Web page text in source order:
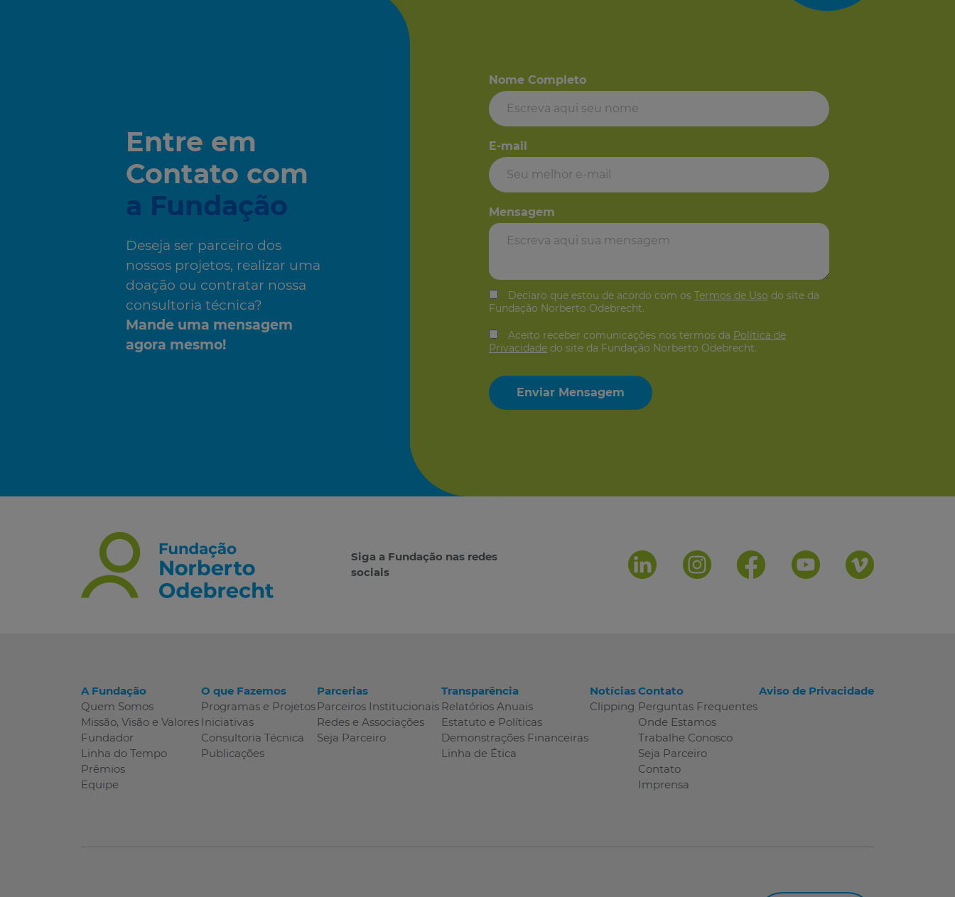
Entre em
Contato com
a Fundação
Deseja ser parceiro dos
nossos projetos, realizar uma
doação ou contratar nossa
consultoria técnica?
Mande uma mensagem
agora mesmo!
Nome Completo
E-mail
Mensagem
Declaro que estou de acordo com os Termos de Uso do site da
Fundação Norberto Odebrecht.
Aceito receber comunicações nos termos da Política de
Privacidade do site da Fundação Norberto Odebrecht.
Siga a Fundação nas redes
sociais
A Fundação
Quem Somos
Missão, Visão e Valores
Fundador
Linha do Tempo
Prêmios
Equipe
O que Fazemos
Programas e Projetos
Iniciativas
Consultoria Técnica
Publicações
Parcerias
Parceiros Institucionais
Redes e Associações
Seja Parceiro
Transparência
Relatórios Anuais
Estatuto e Políticas
Demonstrações Financeiras
Linha de Ética
Notícias
Clipping
Contato
Perguntas Frequentes
Onde Estamos
Trabalhe Conosco
Seja Parceiro
Contato
Imprensa
Aviso de Privacidade